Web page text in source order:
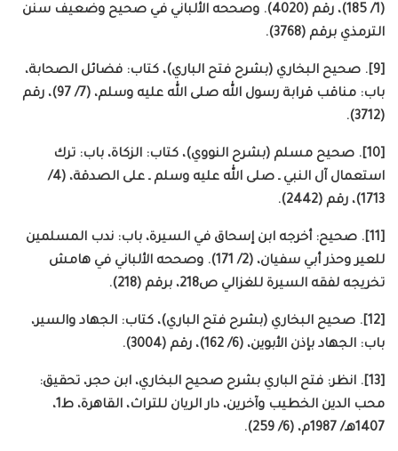
(1/ 185)، رقم (4020). وصححه الألباني في صحيح وضعيف سنن
الترمذي برقم (3768).
[9]. صحيح البخاري (بشرح فتح الباري)، كتاب: فضائل الصحابة،
باب: مناقب قرابة رسول الله صلى الله عليه وسلم، (7/ 97)، رقم
(3712).
[10]. صحيح مسلم (بشرح النووي)، كتاب: الزكاة، باب: ترك
استعمال آل النبي ـ صلى الله عليه وسلم ـ على الصدقة، (4/
1713)، رقم (2442).
[11]. صحيح: أخرجه ابن إسحاق في السيرة، باب: ندب المسلمين
للعير وحذر أبي سفيان، (2/ 171). وصححه الألباني في هامش
تخريجه لفقه السيرة للغزالي ص218، برقم (218).
[12]. صحيح البخاري (بشرح فتح الباري)، كتاب: الجهاد والسير،
باب: الجهاد بإذن الأبوين، (6/ 162)، رقم (3004).
[13]. انظر: فتح الباري بشرح صحيح البخاري، ابن حجر، تحقيق:
محب الدين الخطيب وآخرين، دار الريان للتراث، القاهرة، ط1،
1407هـ/ 1987م، (6/ 259).